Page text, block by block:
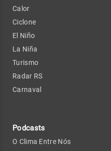
Calor
Ciclone
El Niño
La Niña
Turismo
Radar RS
Carnaval
Podcasts
O Clima Entre Nós